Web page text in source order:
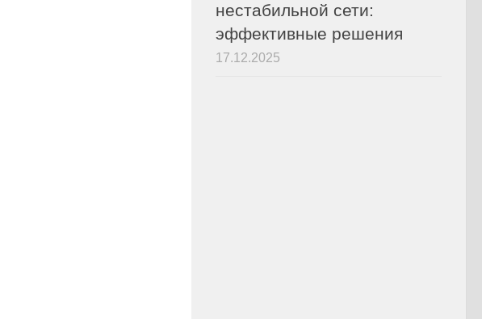
нестабильной сети:
эффективные решения
17.12.2025